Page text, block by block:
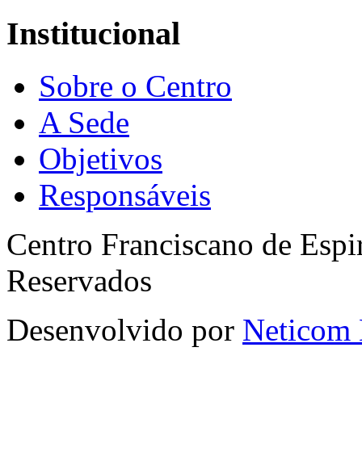
Institucional
Sobre o Centro
A Sede
Objetivos
Responsáveis
Centro Franciscano de
Reservados
Desenvolvido por Neticom